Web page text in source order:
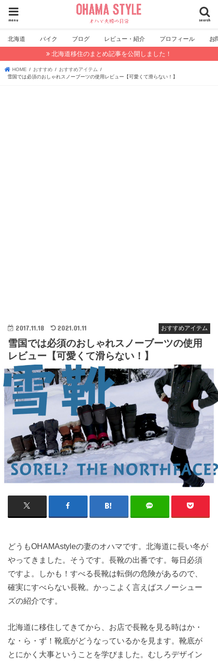
search
menu
北海道 バイク ブログ レビュー・紹介 プロフィール お
北海道移住のまとめ記事を公開しました！
HOME おすすめ
おすすめアイテム
雪国では必須のおしゃれスノーブーツの使用レビュー【可愛くて滑らない！】
おすすめアイテム
2017.11.18 2021.01.11
雪国では必須のおしゃれスノーブーツの使用
レビュー【可愛くて滑らない！】
どうもOHAMAstyleの妻のオハマです。北海道に長い冬が
やってきました。そうです。長靴の出番です。毎日必須
ですよ。しかも！すべる長靴は転倒の危険があるので、
確実にすべらない長靴。かっこよく言えばスノーシュー
ズの紹介です。
北海道に移住してきてから、お店で長靴を見る時はか・
な・ら・ず！靴底がどうなっているかを見ます。靴底が
とにかく大事ということを学びました。むしろデザイン